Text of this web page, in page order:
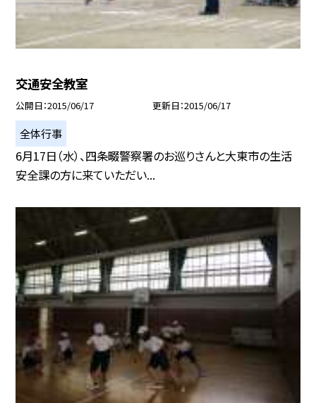
交通安全教室
公開日 2015/06/17 更新日 2015/06/17
全体行事
6月17日（水）、四条畷警察署のお巡りさんと大東市の生活
安全課の方に来ていただい...